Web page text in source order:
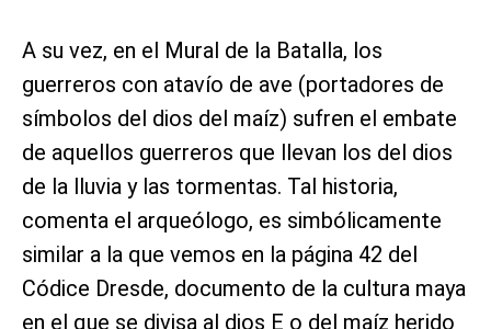
A su vez, en el Mural de la Batalla, los
guerreros con atavío de ave (portadores de
símbolos del dios del maíz) sufren el embate
de aquellos guerreros que llevan los del dios
de la lluvia y las tormentas. Tal historia,
comenta el arqueólogo, es simbólicamente
similar a la que vemos en la página 42 del
Códice Dresde, documento de la cultura maya
en el que se divisa al dios E o del maíz herido